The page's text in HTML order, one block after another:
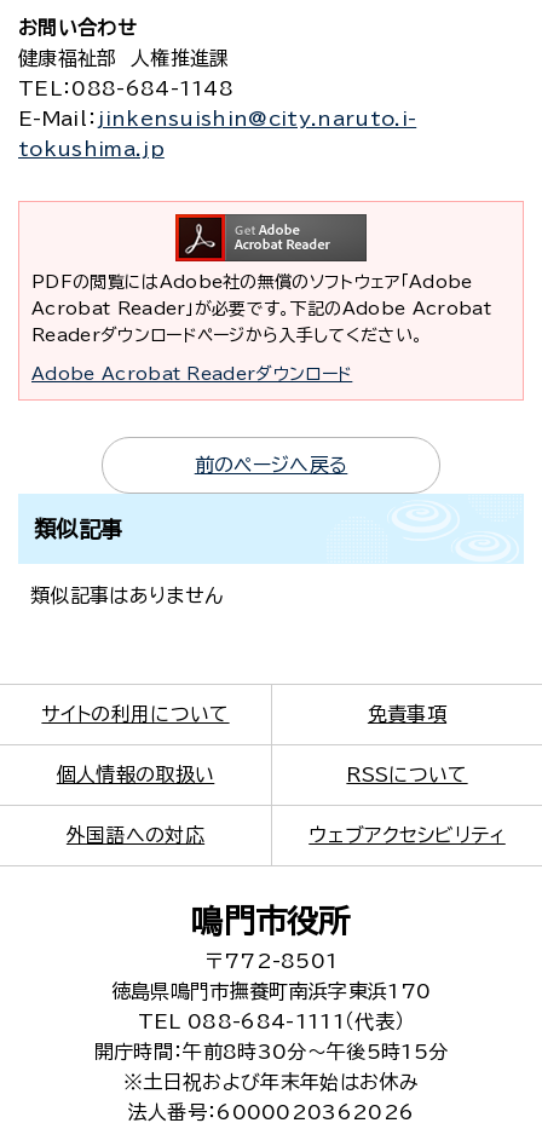
お問い合わせ
健康福祉部 人権推進課
TEL
：088-684-1148
E-Mail
： jinkensuishin@city.naruto.i-
tokushima.jp
PDFの閲覧にはAdobe社の無償のソフトウェア「Adobe
Acrobat Reader」が必要です。下記のAdobe Acrobat
Readerダウンロードページから入手してください。
Adobe Acrobat Readerダウンロード
前のページへ戻る
類似記事
類似記事はありません
サイトの利用について 免責事項
個人情報の取扱い RSSについて
外国語への対応 ウェブアクセシビリティ
鳴門市役所
〒772-8501
徳島県鳴門市撫養町南浜字東浜170
TEL 088-684-1111（代表）
開庁時間：午前8時30分～午後5時15分
※土日祝および年末年始はお休み
法人番号：6000020362026